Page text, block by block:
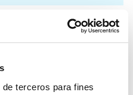
terceros para fines
principales